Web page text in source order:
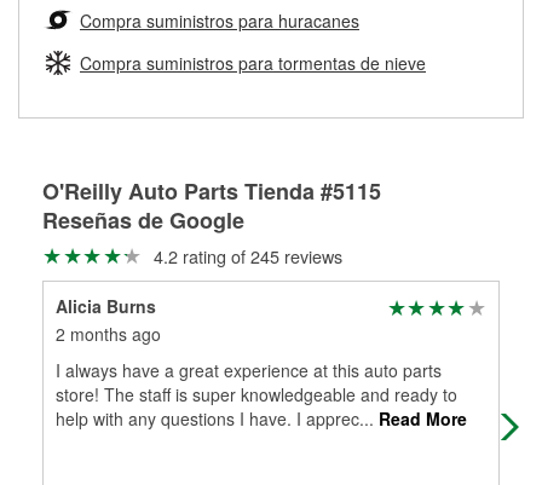
Más información sobre el Programa de Préstamo de
Herramientas de O'Reilly
medirán tus tambores o discos para determinar si pueden
ser rectificados con seguridad. Si tus tambores o discos no
pueden ser reutilizados, podemos ayudarte a encontrar las
partes de reemplazo correctas para tu reparación.
Rectificación de tambores y discos de freno
Compra suministros para huracanes
Compra suministros para tormentas de nieve
O'Reilly Auto Parts Tienda #5115
Reseñas de Google
4.2 rating of 245 reviews
Alicia Burns
2 months ago
I always have a great experience at this auto parts
store! The staff is super knowledgeable and ready to
help with any questions I have. I apprec... Read More
for